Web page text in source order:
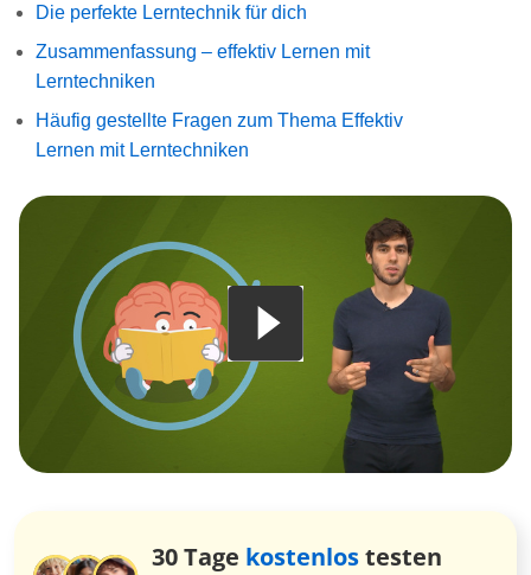
Die perfekte Lerntechnik für dich
Zusammenfassung – effektiv Lernen mit
Lerntechniken
Häufig gestellte Fragen zum Thema Effektiv
Lernen mit Lerntechniken
30 Tage kostenlostesten